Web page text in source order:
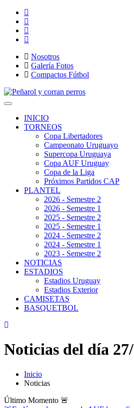
Nosotros
Galería Fotos
Compactos Fútbol
Toggle
navigationINICIO
TORNEOS
Copa Libertadores
Campeonato Uruguayo
Supercopa Uruguaya
Copa AUF Uruguay
Copa de la Liga
Próximos Partidos CAP
PLANTEL
2026 - Semestre 2
2026 - Semestre 1
2025 - Semestre 2
2025 - Semestre 1
2024 - Semestre 2
2024 - Semestre 1
2023 - Semestre 2
NOTICIAS
ESTADIOS
Estadios Uruguay
Estadios Exterior
CAMISETAS
BASQUETBOL
Noticias del día
Inicio
Noticias
Último Momento 🚨